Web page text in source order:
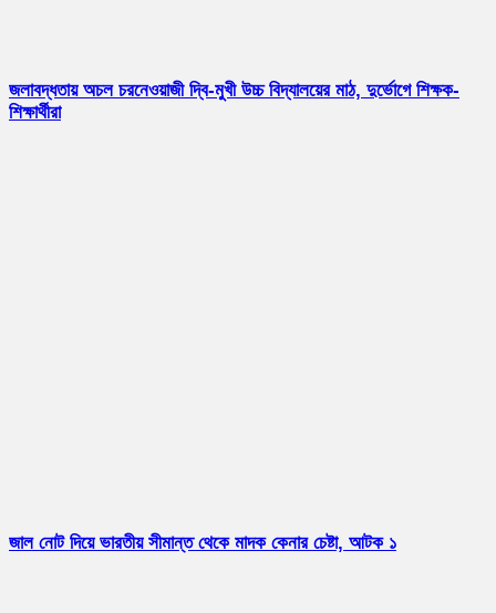
জলাবদ্ধতায় অচল চরনেওয়াজী দ্বি-মুখী উচ্চ বিদ্যালয়ের মাঠ, দুর্ভোগে শিক্ষক-
শিক্ষার্থীরা
জাল নোট দিয়ে ভারতীয় সীমান্ত থেকে মাদক কেনার চেষ্টা, আটক ১